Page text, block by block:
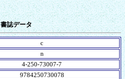
書誌データ
c
n
4-250-73007-7
9784250730078